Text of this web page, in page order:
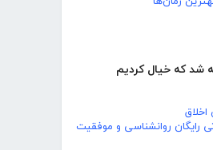
شد که خیال کردیم
رایگان روانشناسی و موفقیت